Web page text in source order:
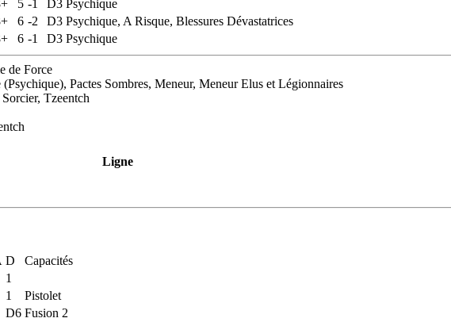
5 -1 D3 Psychique
6 -2 D3 Psychique, A Risque, Blessures Dévastatrices
6 -1 D3 Psychique
de Force
Pactes Sombres, Meneur, Meneur Elus et Légionnaires
Tzeentch
Ligne
D
Capacités
1
1
Pistolet
D6 Fusion 2